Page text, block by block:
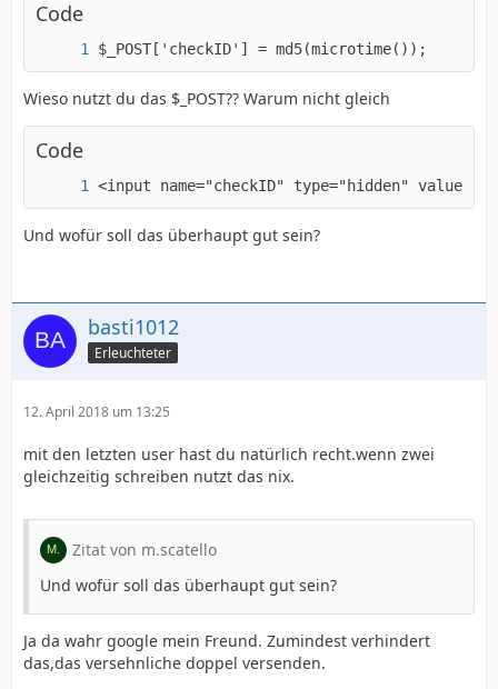
Code
$_POST['checkID'] = md5(microtime());
Wieso nutzt du das $_POST?? Warum nicht gleich
Code
<input name="checkID" type="hidden"
Und wofür soll das überhaupt gut sein?
basti1012
Erleuchteter
12. April 2018 um 13:25
mit den letzten user hast du natürlich recht.wenn zwei
gleichzeitig schreiben nutzt das nix.
Zitat von m.scatello
Und wofür soll das überhaupt gut sein?
Ja da wahr google mein Freund. Zumindest verhindert
das,das versehnliche doppel versenden.